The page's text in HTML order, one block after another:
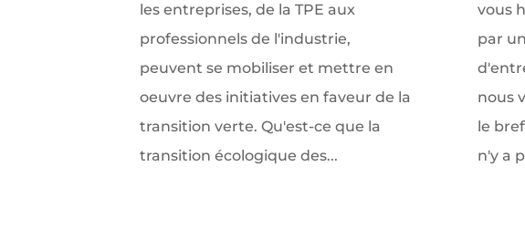
les entreprises, de la TPE aux
professionnels de l'industrie,
peuvent se mobiliser et mettre en
oeuvre des initiatives en faveur de la
transition verte. Qu'est-ce que la
transition écologique des...
vous
par
nous
le
n'y a